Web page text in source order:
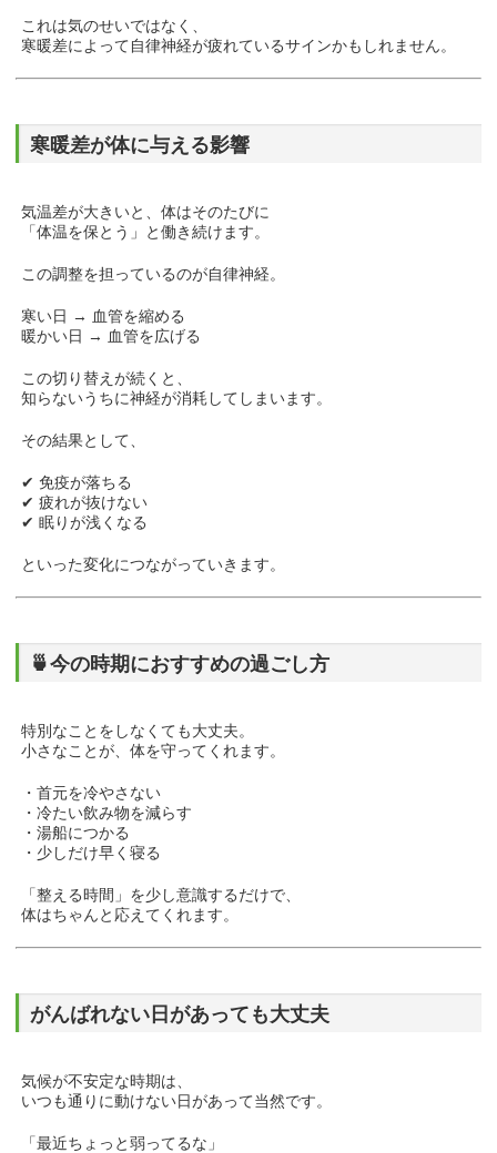
これは気のせいではなく、
寒暖差によって自律神経が疲れているサインかもしれません。
寒暖差が体に与える影響
気温差が大きいと、体はそのたびに
「体温を保とう」と働き続けます。
この調整を担っているのが自律神経。
寒い日 → 血管を縮める
暖かい日 → 血管を広げる
この切り替えが続くと、
知らないうちに神経が消耗してしまいます。
その結果として、
✔ 免疫が落ちる
✔ 疲れが抜けない
✔ 眠りが浅くなる
といった変化につながっていきます。
🍵今の時期におすすめの過ごし方
特別なことをしなくても大丈夫。
小さなことが、体を守ってくれます。
・首元を冷やさない
・冷たい飲み物を減らす
・湯船につかる
・少しだけ早く寝る
「整える時間」を少し意識するだけで、
体はちゃんと応えてくれます。
がんばれない日があっても大丈夫
気候が不安定な時期は、
いつも通りに動けない日があって当然です。
「最近ちょっと弱ってるな」